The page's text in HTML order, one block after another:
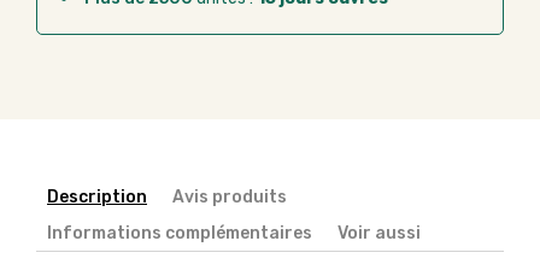
Description
Avis produits
Informations complémentaires
Voir aussi